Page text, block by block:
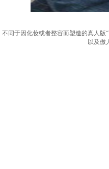
不同于因化妆或者整容而塑造的真人版
以及傲